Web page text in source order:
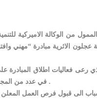
من الوكالة الاميركية
الاثرية مبادرة “مهني
رعى فعاليات اطلاق المبادرة
في عدد من المجالات المهنية للحد من ظاهرتي الفقر والبطالة بين ابناء المجتمع .
الى قبول فرص العمل المعلن